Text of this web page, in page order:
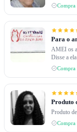
Para o
AMEI os
Disse a
Produto
Produto